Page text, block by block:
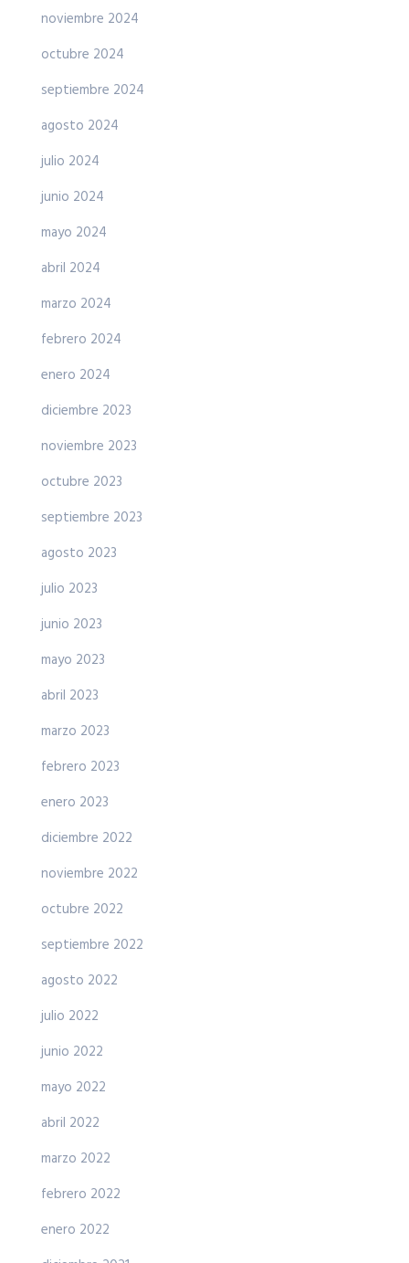
noviembre 2024
octubre 2024
septiembre 2024
agosto 2024
julio 2024
junio 2024
mayo 2024
abril 2024
marzo 2024
febrero 2024
enero 2024
diciembre 2023
noviembre 2023
octubre 2023
septiembre 2023
agosto 2023
julio 2023
junio 2023
mayo 2023
abril 2023
marzo 2023
febrero 2023
enero 2023
diciembre 2022
noviembre 2022
octubre 2022
septiembre 2022
agosto 2022
julio 2022
junio 2022
mayo 2022
abril 2022
marzo 2022
febrero 2022
enero 2022